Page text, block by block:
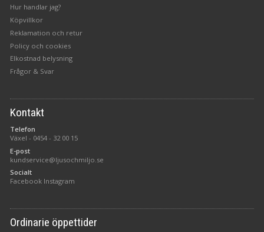
Hur handlar jag?
Köpvillkor
Reklamation och retur
Policy och cookies
Elkostnad belysning
Frågor & Svar
Kontakt
Telefon
Växel - 0454 - 32 00 15
E-post
kundservice@ljusochmiljo.se
Socialt
Facebook Instagram
Ordinarie öppettider